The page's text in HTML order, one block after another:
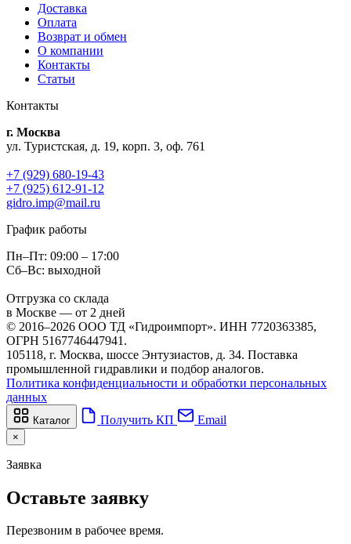
Доставка
Оплата
Возврат и обмен
О компании
Контакты
Статьи
Контакты
г. Москва
ул. Туристская, д. 19, корп. 3, оф. 761
+7 (929) 680-19-43
+7 (925) 612-91-12
gidro.imp@mail.ru
График работы
Пн–Пт: 09:00 – 17:00
Сб–Вс: выходной
Отгрузка со склада
в Москве — от 2 дней
© 2016–2026 ООО ТД «Гидроимпорт». ИНН 7720363385,
ОГРН 5167746447941.
105118, г. Москва, шоссе Энтузиастов, д. 34. Поставка
промышленной гидравлики и подбор аналогов.
Политика конфиденциальности и обработки персональных
данных
Каталог Получить КП Email
×
Заявка
Оставьте заявку
Перезвоним в рабочее время.